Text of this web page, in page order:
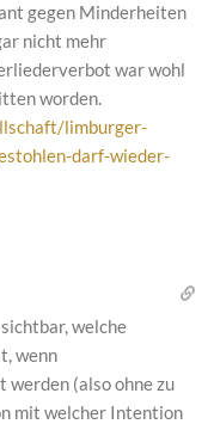
gegen Minderheiten
nicht mehr
war wohl
worden.
limburger-
darf-wieder-
welche
wenn
(also ohne zu
mit welcher Intention